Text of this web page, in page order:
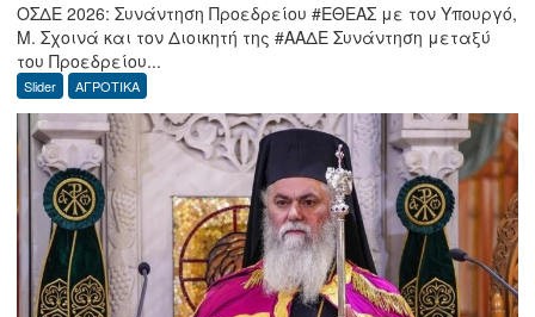
ΟΣΔΕ
2026:
ΕΘΕΑΣ
με
τον
Υπουργό,
Μ.
Σχοινά
και
τον
ΟΣΔΕ 2026: Συνάντηση Προεδρείου #ΕΘΕΑΣ με τον Υπουργό,
Μ. Σχοινά και τον Διοικητή της #ΑΑΔΕ Συνάντηση μεταξύ
του Προεδρείου...
Slider ΑΓΡΟΤΙΚΑ